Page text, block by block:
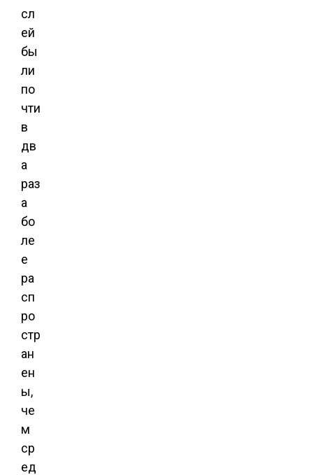
сл
ей
бы
ли
по
чти
в
дв
а
раз
а
бо
ле
е
ра
сп
ро
стр
ан
ен
ы,
че
м
ср
ед